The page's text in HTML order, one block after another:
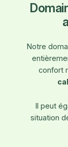
Notre
confort
Il peut
situation